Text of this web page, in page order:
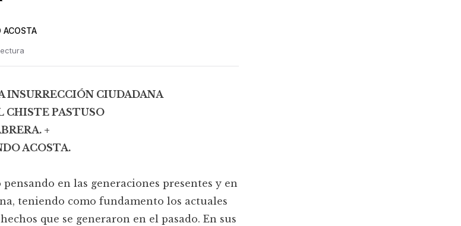
ACOSTA
INSURRECCIÓN CIUDADANA
CHISTE PASTUSO
+
ACOSTA.
en las generaciones presentes y en
teniendo como fundamento los actuales
que se generaron en el pasado. En sus